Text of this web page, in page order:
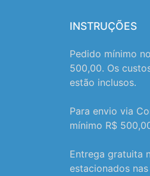
INSTRUÇÕES
Pedido mínimo
500,00. Os
estão inclusos.
Para envio via
mínimo R$
Entrega gratuita
estacionados